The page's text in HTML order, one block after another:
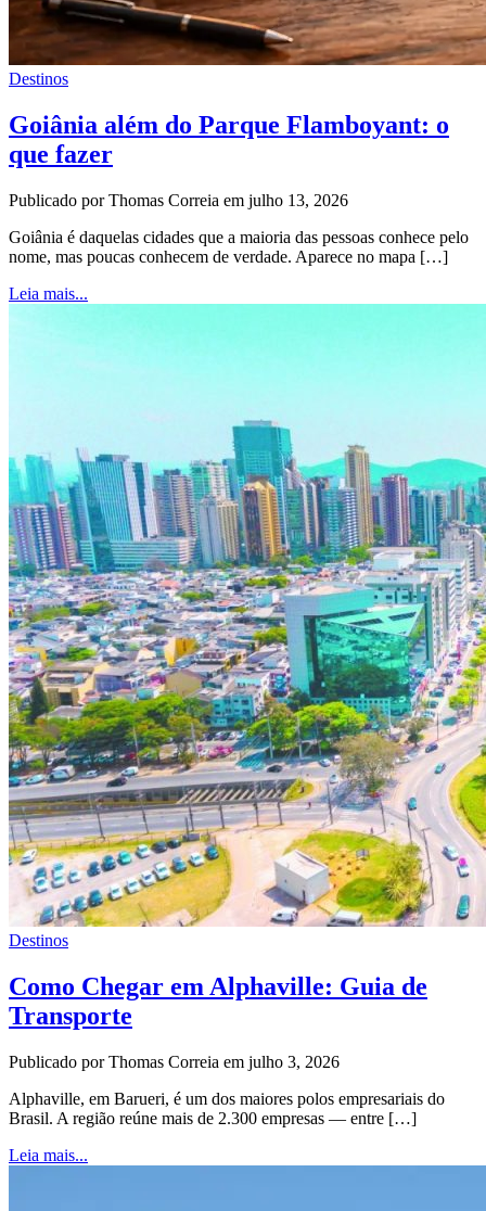
Destinos
Goiânia além do Parque Flamboyant: o
que fazer
Publicado por Thomas Correia em julho 13, 2026
Goiânia é daquelas cidades que a maioria das pessoas conhece pelo
nome, mas poucas conhecem de verdade. Aparece no mapa […]
Leia mais...
Destinos
Como Chegar em Alphaville: Guia de
Transporte
Publicado por Thomas Correia em julho 3, 2026
Alphaville, em Barueri, é um dos maiores polos empresariais do
Brasil. A região reúne mais de 2.300 empresas — entre […]
Leia mais...